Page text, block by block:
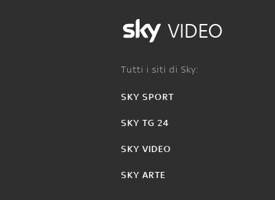
VIDEO
Tutti i siti di Sky:
SKY SPORT
SKY TG 24
SKY VIDEO
SKY ARTE